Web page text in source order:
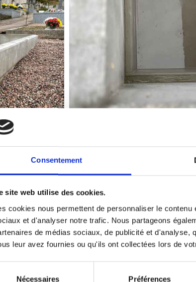
Consentement
site web utilise des cookies.
cookies nous permettent de personnaliser le
et d'analyser notre trafic. Nous partageons
de médias sociaux, de publicité et
leur avez fournies ou qu'ils ont collectées lors de
Nécessaires Préférences
Réfection
monument consiste à remettre au goût du
en réfection de monument pour un très
Monument qui